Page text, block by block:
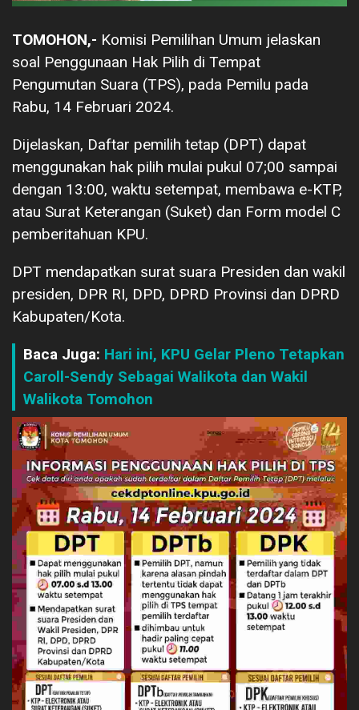
TOMOHON,- Komisi Pemilihan Umum jelaskan
soal Penggunaan Hak Pilih di Tempat
Pengumutan Suara (TPS), pada Pemilu pada
Rabu, 14 Februari 2024.
Dijelaskan, Daftar pemilih tetap (DPT) dapat
menggunakan hak pilih mulai pukul 07;00 sampai
dengan 13:00, waktu setempat, membawa e-KTP,
atau Surat Keterangan (Suket) dan Form model C
pemberitahuan KPU.
DPT mendapatkan surat suara Presiden dan wakil
presiden, DPR RI, DPD, DPRD Provinsi dan DPRD
Kabupaten/Kota.
Baca Juga: Hari ini, KPU Gelar Pleno Tetapkan
Caroll-Sendy Sebagai Walikota dan Wakil
Walikota Tomohon